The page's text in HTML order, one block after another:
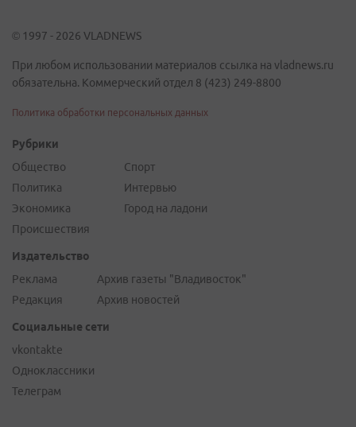
© 1997 - 2026 VLADNEWS
При любом использовании материалов ссылка на vladnews.ru
обязательна. Коммерческий отдел 8 (423) 249-8800
Политика обработки персональных данных
Рубрики
Общество
Политика
Экономика
Происшествия
Спорт
Интервью
Город на ладони
Издательство
Реклама
Редакция
Архив газеты "Владивосток"
Архив новостей
Социальные сети
vkontakte
Одноклассники
Телеграм